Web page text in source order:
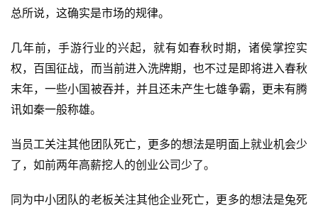
游
对
接
会
上
海
总所说，这确实是市场的规律。
几年前，手游行业的兴起，就有如春秋时期，诸侯掌控实
权，百国征战，而当前进入洗牌期，也不过是即将进入春秋
末年，一些小国被吞并，并且还未产生七雄争霸，更未有腾
讯如秦一般称雄。
当员工关注其他团队死亡，更多的想法是明面上就业机会少
了，如前两年高薪挖人的创业公司少了。
同为中小团队的老板关注其他企业死亡，更多的想法是兔死